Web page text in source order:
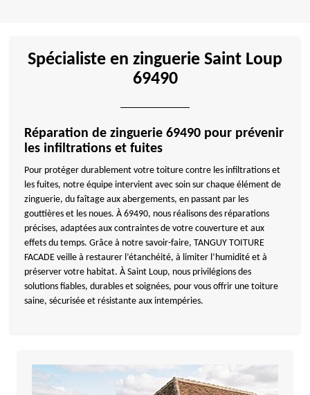
Spécialiste en zinguerie Saint Loup
69490
Réparation de zinguerie 69490 pour prévenir
les infiltrations et fuites
Pour protéger durablement votre toiture contre les infiltrations et
les fuites, notre équipe intervient avec soin sur chaque élément de
zinguerie, du faîtage aux abergements, en passant par les
gouttières et les noues. À 69490, nous réalisons des réparations
précises, adaptées aux contraintes de votre couverture et aux
effets du temps. Grâce à notre savoir-faire, TANGUY TOITURE
FACADE veille à restaurer l’étanchéité, à limiter l’humidité et à
préserver votre habitat. À Saint Loup, nous privilégions des
solutions fiables, durables et soignées, pour vous offrir une toiture
saine, sécurisée et résistante aux intempéries.